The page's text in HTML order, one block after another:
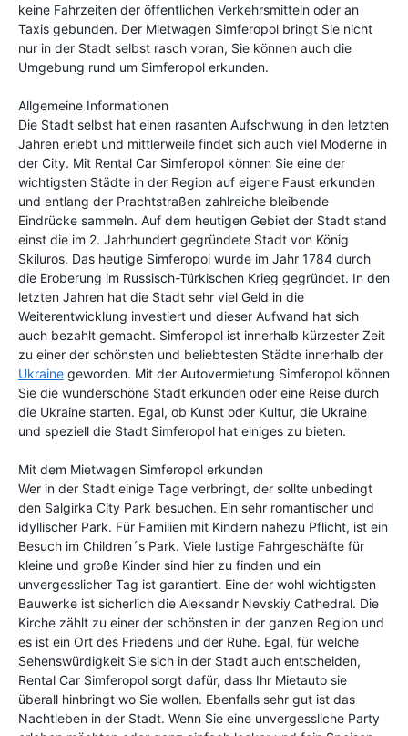
keine Fahrzeiten der öffentlichen Verkehrsmitteln oder an
Taxis gebunden. Der Mietwagen Simferopol bringt Sie nicht
nur in der Stadt selbst rasch voran, Sie können auch die
Umgebung rund um Simferopol erkunden.
Allgemeine Informationen
Die Stadt selbst hat einen rasanten Aufschwung in den letzten
Jahren erlebt und mittlerweile findet sich auch viel Moderne in
der City. Mit Rental Car Simferopol können Sie eine der
wichtigsten Städte in der Region auf eigene Faust erkunden
und entlang der Prachtstraßen zahlreiche bleibende
Eindrücke sammeln. Auf dem heutigen Gebiet der Stadt stand
einst die im 2. Jahrhundert gegründete Stadt von König
Skiluros. Das heutige Simferopol wurde im Jahr 1784 durch
die Eroberung im Russisch-Türkischen Krieg gegründet. In den
letzten Jahren hat die Stadt sehr viel Geld in die
Weiterentwicklung investiert und dieser Aufwand hat sich
auch bezahlt gemacht. Simferopol ist innerhalb kürzester Zeit
zu einer der schönsten und beliebtesten Städte innerhalb der
Ukraine geworden. Mit der Autovermietung Simferopol können
Sie die wunderschöne Stadt erkunden oder eine Reise durch
die Ukraine starten. Egal, ob Kunst oder Kultur, die Ukraine
und speziell die Stadt Simferopol hat einiges zu bieten.
Mit dem Mietwagen Simferopol erkunden
Wer in der Stadt einige Tage verbringt, der sollte unbedingt
den Salgirka City Park besuchen. Ein sehr romantischer und
idyllischer Park. Für Familien mit Kindern nahezu Pflicht, ist ein
Besuch im Children´s Park. Viele lustige Fahrgeschäfte für
kleine und große Kinder sind hier zu finden und ein
unvergesslicher Tag ist garantiert. Eine der wohl wichtigsten
Bauwerke ist sicherlich die Aleksandr Nevskiy Cathedral. Die
Kirche zählt zu einer der schönsten in der ganzen Region und
es ist ein Ort des Friedens und der Ruhe. Egal, für welche
Sehenswürdigkeit Sie sich in der Stadt auch entscheiden,
Rental Car Simferopol sorgt dafür, dass Ihr Mietauto sie
überall hinbringt wo Sie wollen. Ebenfalls sehr gut ist das
Nachtleben in der Stadt. Wenn Sie eine unvergessliche Party